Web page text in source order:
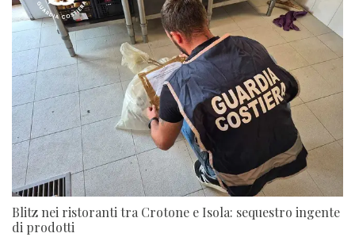
Blitz nei ristoranti tra Crotone e Isola: sequestro ingente
di prodotti